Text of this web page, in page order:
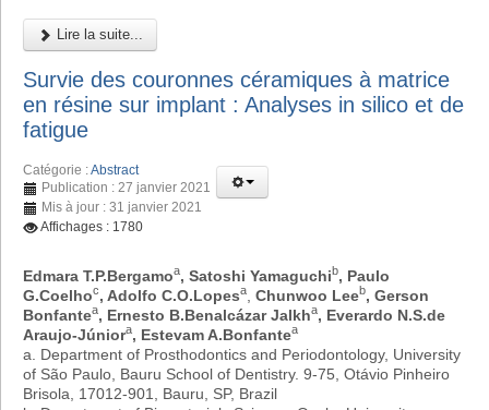
Lire la suite...
Survie des couronnes céramiques à matrice
en résine sur implant : Analyses in silico et de
fatigue
Catégorie :Abstract
Publication : 27 janvier 2021
Mis à jour : 31 janvier 2021
Affichages : 1780
Edmara T.P.Bergamoa, Satoshi Yamaguchib, Paulo
G.Coelhoc, Adolfo C.O.Lopesa Chunwoo Leeb, Gerson
Bonfantea, Ernesto B.Benalcázar Jalkha, Everardo N.S.de
Araujo-Júniora, Estevam A.Bonfantea
a. Department of Prosthodontics and Periodontology, University
of São Paulo, Bauru School of Dentistry. 9-75, Otávio Pinheiro
Brisola, 17012-901, Bauru, SP, Brazil